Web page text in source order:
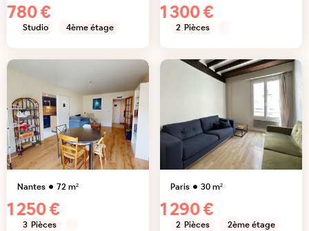
780 €
Studio 4ème étage
1 300 €
2 Pièces
Nantes 72m²
1 250 €
3 Pièces
Paris 30m²
1 290 €
2 Pièces 2ème étage